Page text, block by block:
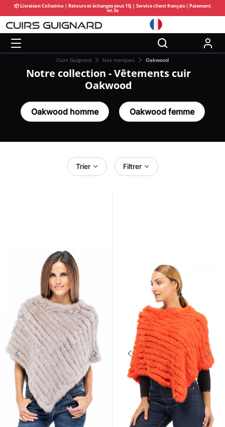
📦 Livraison Colissimo | Retours et échanges sous 15j | Service client français | Paiement
en 3x
Cuirs Guignard Nos marques Oakwood
Notre collection - Vêtements cuir
Oakwood
Oakwood homme Oakwood femme
Trier Filtrer